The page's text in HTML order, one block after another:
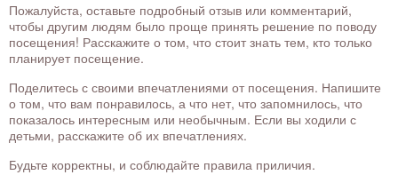
Пожалуйста, оставьте подробный отзыв или комментарий,
чтобы другим людям было проще принять решение по поводу
посещения! Расскажите о том, что стоит знать тем, кто только
планирует посещение.
Поделитесь с своими впечатлениями от посещения. Напишите
о том, что вам понравилось, а что нет, что запомнилось, что
показалось интересным или необычным. Если вы ходили с
детьми, расскажите об их впечатлениях.
Будьте корректны, и соблюдайте правила приличия.